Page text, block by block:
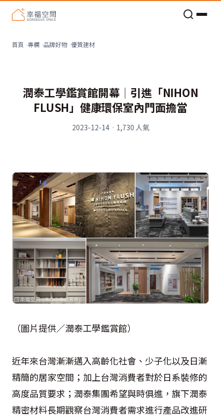
首頁 專欄 品牌好物 優質建材
潤泰工學鑑賞館開幕│引進「NIHON
FLUSH」健康環保室內門面擔當
2023-12-14· 1,730 人氣
（圖片提供／潤泰工學鑑賞館）
近年來台灣漸漸邁入高齡化社會、少子化以及日漸
精簡的居家空間；加上台灣消費者對於日系裝修的
高度品質要求；潤泰集團希望與時俱進，旗下潤泰
精密材料長期觀察台灣消費者需求進行產品改進研